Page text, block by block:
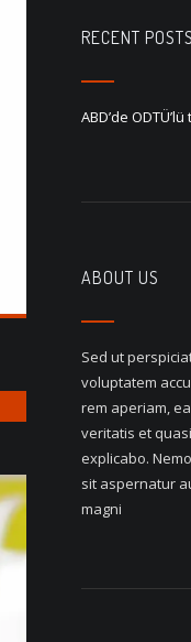
RECENT POSTS
ABD’de
ABOUT US
Sed ut
voluptatem
rem aperiam,
veritatis et
explicabo.
sit aspernatur
magni